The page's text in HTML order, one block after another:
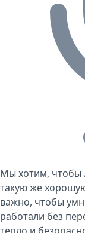
Мы хотим, чтобы
такую же
важно, чтобы
работали без